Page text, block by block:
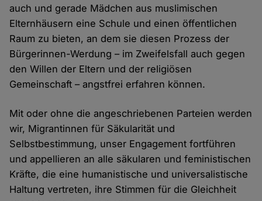
auch und gerade Mädchen aus muslimischen
Elternhäusern eine Schule und einen öffentlichen
Raum zu bieten, an dem sie diesen Prozess der
Bürgerinnen-Werdung – im Zweifelsfall auch gegen
den Willen der Eltern und der religiösen
Gemeinschaft – angstfrei erfahren können.
Mit oder ohne die angeschriebenen Parteien werden
wir, Migrantinnen für Säkularität und
Selbstbestimmung, unser Engagement fortführen
und appellieren an alle säkularen und feministischen
Kräfte, die eine humanistische und universalistische
Haltung vertreten, ihre Stimmen für die Gleichheit